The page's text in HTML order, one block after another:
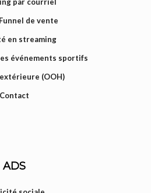
de vente
en streaming
événements sportifs
(OOH)
Contact
ADS